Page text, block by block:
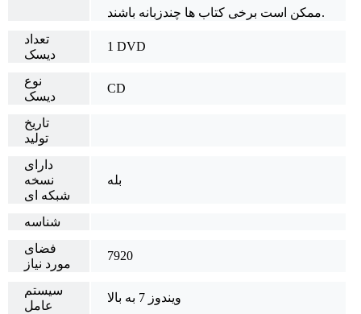
ممکن است برخی کتاب ها چندزبانه باشند.
تعداد
دیسک
1 DVD
نوع
دیسک
CD
تاریخ
تولید
دارای
نسخه
شبکه ای
بله
شناسه
فضای
مورد نیاز
7920
سیستم
عامل
ویندوز 7 به بالا